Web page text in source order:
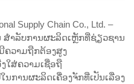
Supply Chain Co., Ltd. –
ສຳລັບການຜະລິດເຫຼັກທີ່ຊ່ຽວຊານ
ຄວາມຖືກຕ້ອງສູງ
ໃສ່ຄວາມເຊື່ອຖື
ານຜະລິດເຄື່ອງຈັກທີ່ເປັນເລື່ອງ